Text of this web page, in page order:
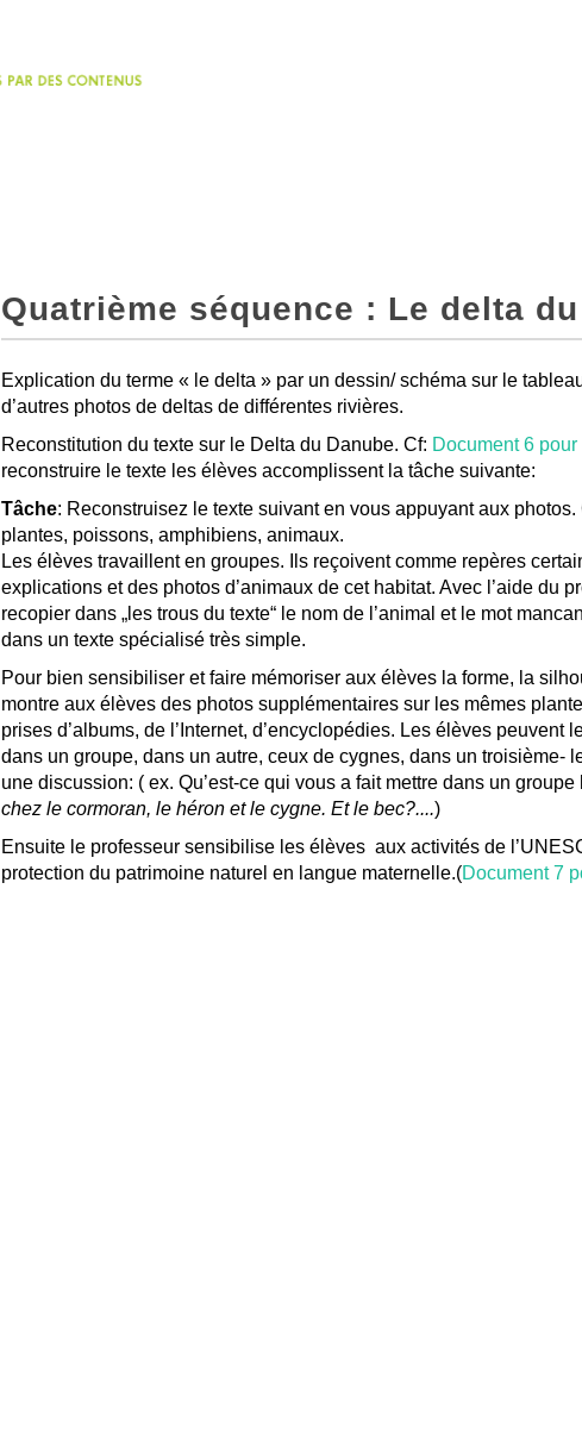
Quatrième séquence : Le delta
Explication du terme « le delta » par un dessin/ schéma sur le
d’autres photos de deltas de différentes rivières.
Reconstitution du texte sur le Delta du Danube. Cf: Document 6
reconstruire le texte les élèves accomplissent la tâche suivante:
Tâche: Reconstruisez le texte suivant en vous appuyant aux
plantes, poissons, amphibiens, animaux.
Les élèves travaillent en groupes. Ils reçoivent comme repères
explications et des photos d’animaux de cet habitat. Avec l’aide du
recopier dans „les trous du texte“ le nom de l’animal et le mot
dans un texte spécialisé très simple.
Pour bien sensibiliser et faire mémoriser aux élèves la forme, la
montre aux élèves des photos supplémentaires sur les mêmes
prises d’albums, de l’Internet, d’encyclopédies. Les élèves peuvent
dans un groupe, dans un autre, ceux de cygnes, dans un troisième-
une discussion: ( ex. Qu’est-ce qui vous a fait mettre dans un
chez le cormoran, le héron et le cygne. Et le bec?....)
Ensuite le professeur sensibilise les élèves aux activités de
protection du patrimoine naturel en langue maternelle.(Document 7